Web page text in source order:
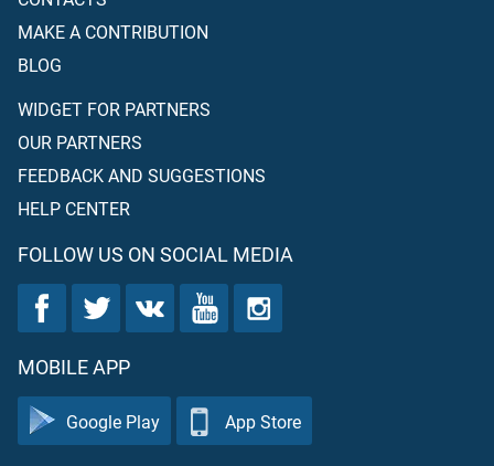
MAKE A CONTRIBUTION
BLOG
WIDGET FOR PARTNERS
OUR PARTNERS
FEEDBACK AND SUGGESTIONS
HELP CENTER
FOLLOW US ON SOCIAL MEDIA
MOBILE APP
Google Play App Store